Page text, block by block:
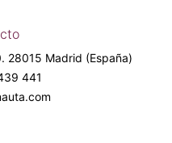
28015 Madrid (España)
441